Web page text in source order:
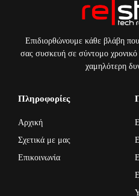
Επιδιορθώνουμε κάθε βλάβη
σας συσκευή σε σύντομο
χαμηλότερη
Πληροφορίες
Αρχική
Σχετικά με μας
Επικοινωνία